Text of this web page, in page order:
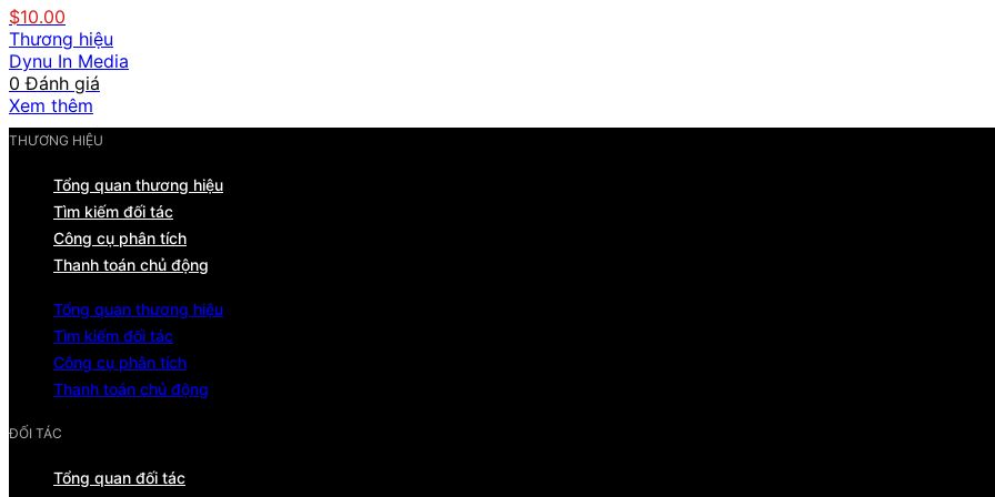
$10.00
Thương hiệu
Dynu In Media
0 Đánh giá
Xem thêm
THƯƠNG HIỆU
Tổng quan thương hiệu
Tìm kiếm đối tác
Công cụ phân tích
Thanh toán chủ động
Tổng quan thương hiệu
Tìm kiếm đối tác
Công cụ phân tích
Thanh toán chủ động
ĐỐI TÁC
Tổng quan đối tác